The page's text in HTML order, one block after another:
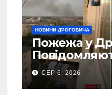
НОВИНИ ДРОГОБИЧА
Пожежа у
5 гаражів
СЕР 6, 2026